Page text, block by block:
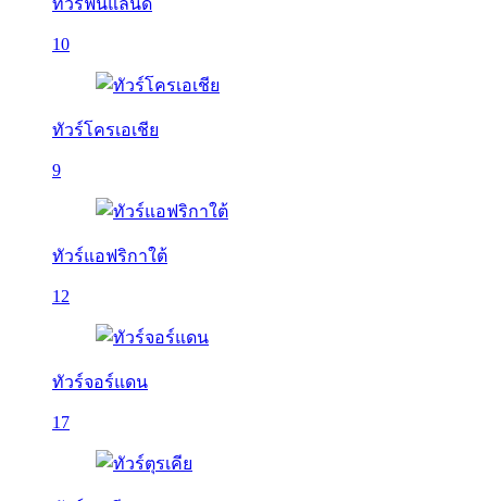
ทัวร์ฟินแลนด์
10
ทัวร์โครเอเชีย
9
ทัวร์แอฟริกาใต้
12
ทัวร์จอร์แดน
17